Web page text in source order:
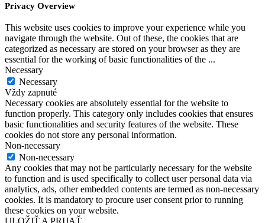
Privacy Overview
This website uses cookies to improve your experience while you
navigate through the website. Out of these, the cookies that are
categorized as necessary are stored on your browser as they are
essential for the working of basic functionalities of the ...
Necessary
Necessary
Vždy zapnuté
Necessary cookies are absolutely essential for the website to
function properly. This category only includes cookies that ensures
basic functionalities and security features of the website. These
cookies do not store any personal information.
Non-necessary
Non-necessary
Any cookies that may not be particularly necessary for the website
to function and is used specifically to collect user personal data via
analytics, ads, other embedded contents are termed as non-necessary
cookies. It is mandatory to procure user consent prior to running
these cookies on your website.